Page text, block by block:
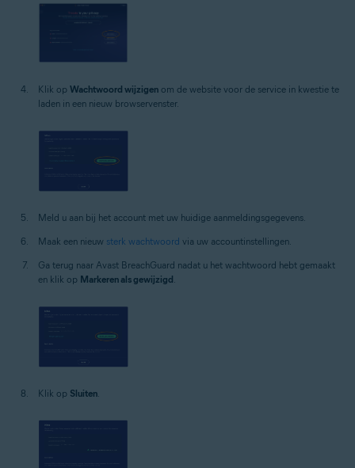
Klik op Wachtwoord wijzigen om de website voor de service in kwestie te
laden in een nieuw browservenster.
Meld u aan bij het account met uw huidige aanmeldingsgegevens.
Maak een nieuw sterk wachtwoord via uw accountinstellingen.
Ga terug naar Avast BreachGuard nadat u het wachtwoord hebt gemaakt
en klik op Markeren als gewijzigd.
Klik op Sluiten.